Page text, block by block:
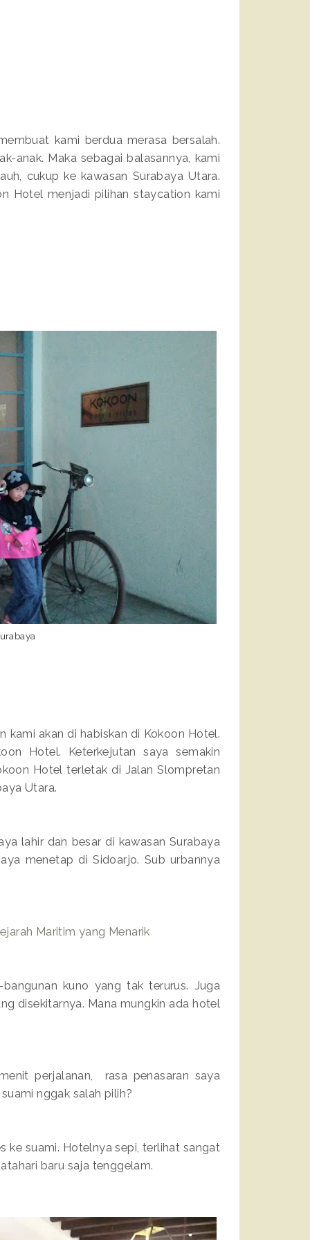
kami berdua merasa bersalah.
anak. Maka sebagai balasannya, kami
cukup ke kawasan Surabaya Utara.
Hotel menjadi pilihan staycation kami
akan di habiskan di Kokoon Hotel.
Hotel. Keterkejutan saya semakin
Hotel terletak di Jalan Slompretan
Utara.
lahir dan besar di kawasan Surabaya
menetap di Sidoarjo. Sub urbannya
Maritim yang Menarik
kuno yang tak terurus. Juga
disekitarnya. Mana mungkin ada hotel
perjalanan, rasa penasaran saya
nggak salah pilih?
ke suami. Hotelnya sepi, terlihat sangat
baru saja tenggelam.